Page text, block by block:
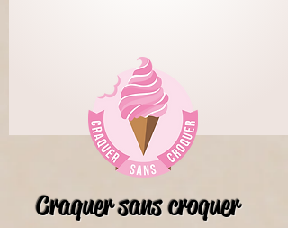
Craquer sans croquer